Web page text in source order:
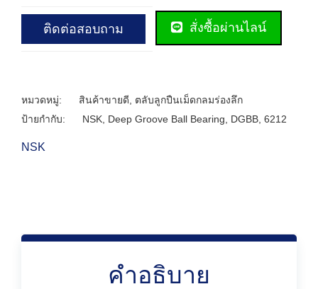
ติดต่อสอบถาม สั่งซื้อผ่านไลน์
หมวดหมู่: สินค้าขายดี
ตลับลูกปืนเม็ดกลมร่องลึก
ป้ายกำกับ:
NSK Deep Groove Ball Bearing DGBB 6212
NSK
คำอธิบาย